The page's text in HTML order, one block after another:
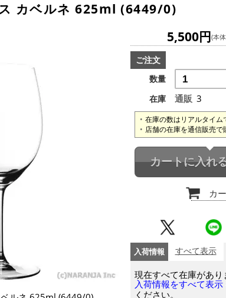
カベルネ 625ml (6449/0)
5,500円(本
ご注文
数量
在庫
通販 3
在庫の数はリアルタイム
店舗の在庫を通信販売で
カートに入れ
カ
入荷情報 すべて表示
現在すべて在庫があり
入荷情報をすべて表示
ください。